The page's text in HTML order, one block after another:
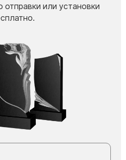
отправки или установки